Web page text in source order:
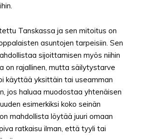
Tanskassa ja sen mitoitus on
asuntojen tarpeisiin. Sen
sijoittamisen myös niihin
on rajallinen, mutta säilytystarve
käyttää yksittäin tai useamman
jos haluaa muodostaa yhtenäisen
esimerkiksi koko seinän
mahdollista löytää juuri omaan
ratkaisu ilman, että tyyli tai